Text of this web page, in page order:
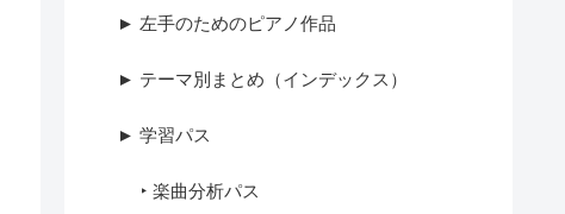
► 左手のためのピアノ作品
► テーマ別まとめ（インデックス）
► 学習パス
‣ 楽曲分析パス